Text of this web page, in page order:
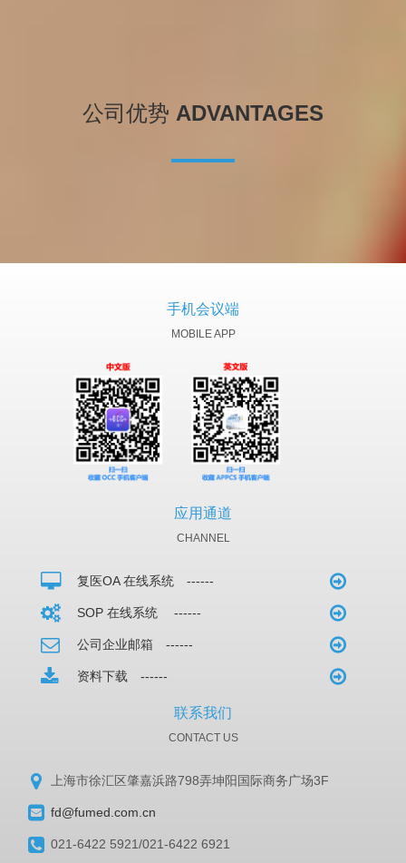
公司优势 ADVANTAGES
手机会议端
MOBILE APP
应用通道
CHANNEL
复医OA 在线系统 ------
SOP 在线系统 ------
公司企业邮箱 ------
资料下载 ------
联系我们
CONTACT US
上海市徐汇区肇嘉浜路798弄坤阳国际商务广场3F
fd@fumed.com.cn
021-6422 5921/021-6422 6921